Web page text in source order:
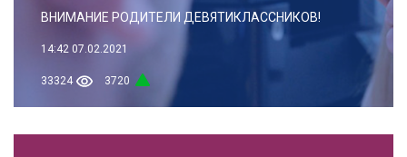
ВНИМАНИЕ РОДИТЕЛИ ДЕВЯТИКЛАССНИКОВ!
14:42 07.02.2021
33324 3720